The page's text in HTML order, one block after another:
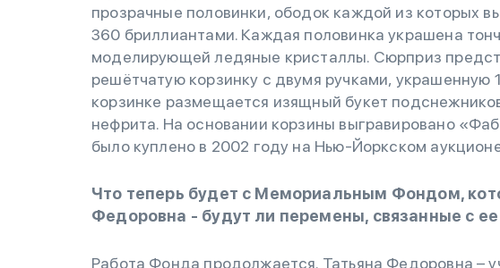
прозрачные половинки, ободок каждой из которых
360 бриллиантами. Каждая половинка украшена
моделирующей ледяные кристаллы. Сюрприз
решётчатую корзинку с двумя ручками, украшенную
корзинке размещается изящный букет
нефрита. На основании корзины выгравировано
было куплено в 2002 году на Нью-Йоркском
Что теперь будет с Мемориальным Фондом,
Федоровна - будут ли перемены, связанные с
Работа Фонда продолжается. Татьяна Федоровна –